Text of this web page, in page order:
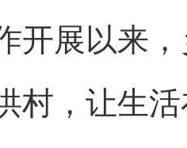
开展以来
村，让生